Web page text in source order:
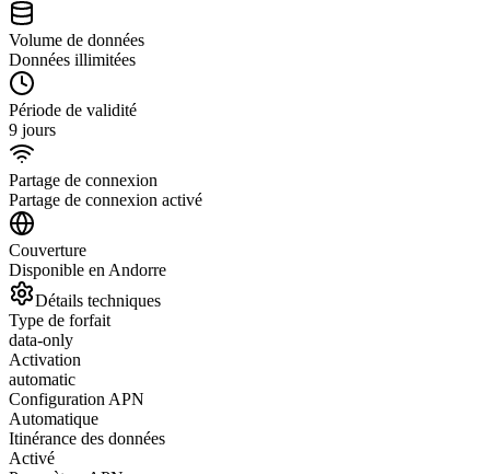
Volume de données
Données illimitées
Période de validité
9 jours
Partage de connexion
Partage de connexion activé
Couverture
Disponible en Andorre
Détails techniques
Type de forfait
data-only
Activation
automatic
Configuration APN
Automatique
Itinérance des données
Activé